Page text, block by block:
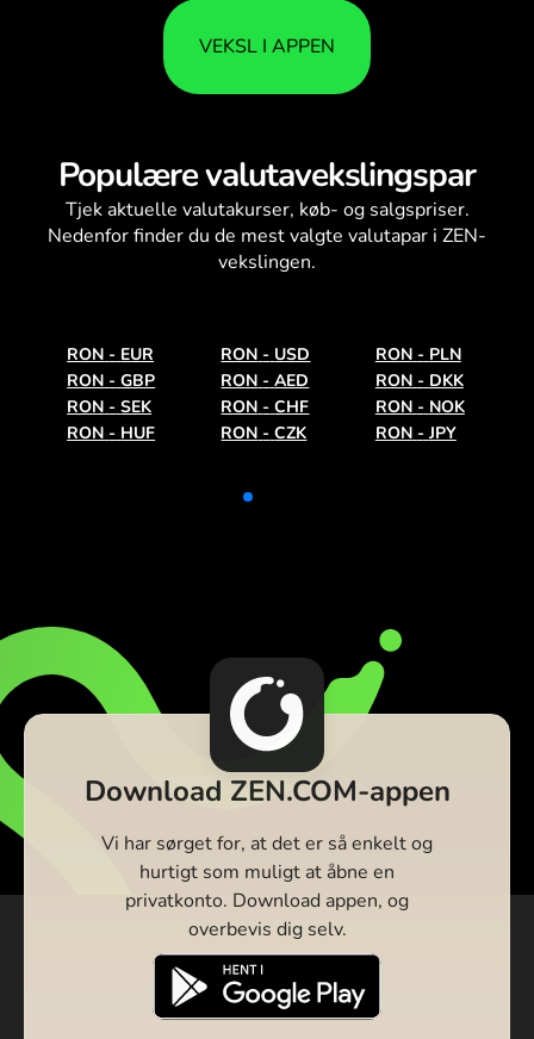
VEKSL I APPEN
Populære valutavekslingspar
Tjek aktuelle valutakurser, køb- og salgspriser.
Nedenfor finder du de mest valgte valutapar i ZEN-
vekslingen.
RON - EUR RON - USD RON - PLN
RON - GBP RON - AED RON - DKK
RON - SEK RON - CHF RON - NOK
RON - HUF RON - CZK RON - JPY
Download ZEN.COM-appen
Vi har sørget for, at det er så enkelt og
hurtigt som muligt at åbne en
privatkonto. Download appen, og
overbevis dig selv.